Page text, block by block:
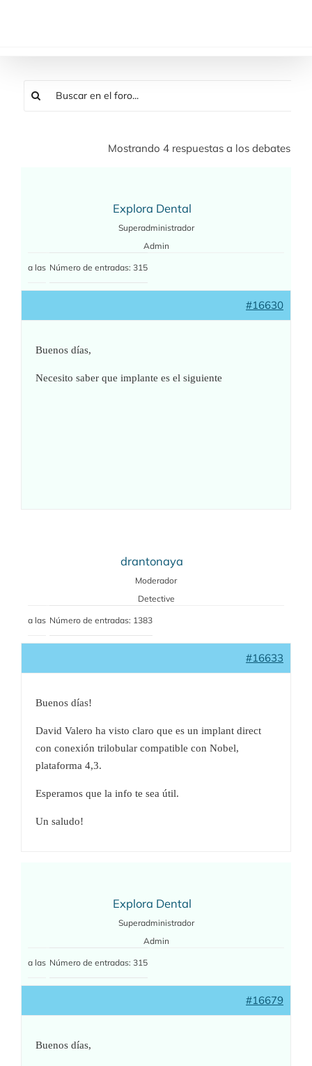
Mostrando 4 respuestas a los debates
Explora Dental
Superadministrador
Admin
a las Número de entradas: 315
#16630
Buenos días,
Necesito saber que implante es el siguiente
drantonaya
Moderador
Detective
a las Número de entradas: 1383
#16633
Buenos días!
David Valero ha visto claro que es un implant direct
con conexión trilobular compatible con Nobel,
plataforma 4,3.
Esperamos que la info te sea útil.
Un saludo!
Explora Dental
Superadministrador
Admin
a las Número de entradas: 315
#16679
Buenos días,